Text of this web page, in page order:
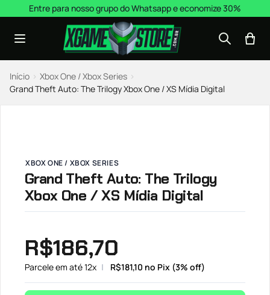
Pular para o conteúdo
Entre para nosso grupo do Whatsapp e economize 30%
Início › Xbox One / Xbox Series ›
Grand Theft Auto: The Trilogy Xbox One / XS Mídia Digital
XBOX ONE / XBOX SERIES
Grand Theft Auto: The Trilogy
Xbox One / XS Mídia Digital
R$186,70
Parcele em até 12x R$181,10 no Pix (3% off)